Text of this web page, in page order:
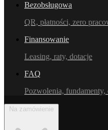
Bezobsługowa
QR, płatności, zero
Finansowanie
Leasing, raty, dotacje
FAQ
Pozwolenia, fundamenty,